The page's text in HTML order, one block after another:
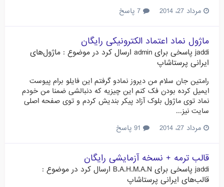
مرداد 27، 2014
ماژول نماد اعتماد الکترونیکی رایگان
jaddiپاسخی برای admin ارسال کرد در موضوع : ماژول‌های
ایرانی پرستاشاپ
رامتین جان سلام من دیروز نمادو گرفتم این فایلو برام پیوست
ایمیل کرده بودن فک کنم این چیزیه که دنبالشی ضمنا من خودم
نماد توی ماژول بلوک آزاد پیکر بندیش کردم و توی صفحه اصلی
سایت نیز...
مرداد 27، 2014
قالب ترمه + نسخه آزمایشی رایگان
jaddiپاسخی برای B.A.H.M.A.N ارسال کرد در موضوع :
قالب‌های ایرانی پرستاشاپ